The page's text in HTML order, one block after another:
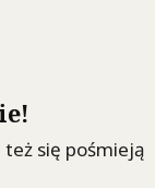
się pośmieją